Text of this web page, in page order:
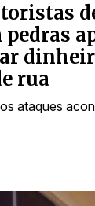
rua
ataques